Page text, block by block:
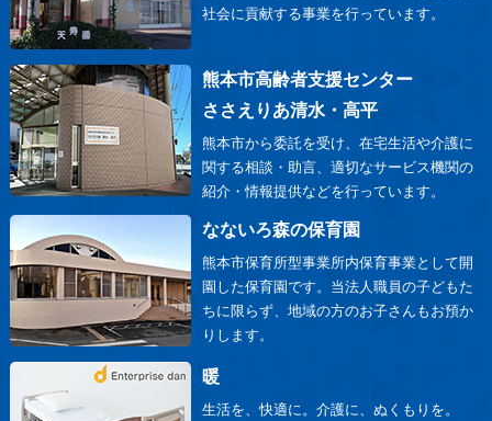
社会に貢献する事業を行っています。
熊本市高齢者支援センター
ささえりあ清水・高平
熊本市から委託を受け、在宅生活や介護に
関する相談・助言、適切なサービス機関の
紹介・情報提供などを行っています。
なないろ森の保育園
熊本市保育所型事業所内保育事業として開
園した保育園です。当法人職員の子どもた
ちに限らず、地域の方のお子さんもお預か
りします。
暖
生活を、快適に。介護に、ぬくもりを。